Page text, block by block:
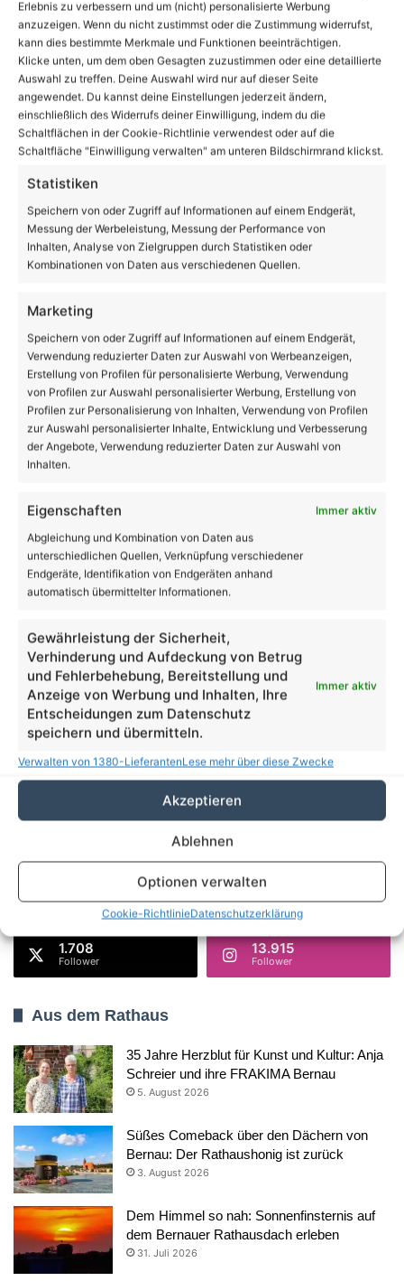
Erlebnis zu verbessern und um (nicht) personalisierte Werbung
anzuzeigen. Wenn du nicht zustimmst oder die Zustimmung widerrufst,
kann dies bestimmte Merkmale und Funktionen beeinträchtigen.
Klicke unten, um dem oben Gesagten zuzustimmen oder eine detaillierte
Auswahl zu treffen. Deine Auswahl wird nur auf dieser Seite
angewendet. Du kannst deine Einstellungen jederzeit ändern,
einschließlich des Widerrufs deiner Einwilligung, indem du die
Schaltflächen in der Cookie-Richtlinie verwendest oder auf die
Schaltfläche "Einwilligung verwalten" am unteren Bildschirmrand klickst.
Statistiken
Speichern von oder Zugriff auf Informationen auf einem Endgerät,
Messung der Werbeleistung, Messung der Performance von
Inhalten, Analyse von Zielgruppen durch Statistiken oder
Kombinationen von Daten aus verschiedenen Quellen.
Marketing
Speichern von oder Zugriff auf Informationen auf einem Endgerät,
Verwendung reduzierter Daten zur Auswahl von Werbeanzeigen,
Erstellung von Profilen für personalisierte Werbung, Verwendung
von Profilen zur Auswahl personalisierter Werbung, Erstellung von
Profilen zur Personalisierung von Inhalten, Verwendung von Profilen
zur Auswahl personalisierter Inhalte, Entwicklung und Verbesserung
der Angebote, Verwendung reduzierter Daten zur Auswahl von
Inhalten.
Eigenschaften
Immer aktiv
Abgleichung und Kombination von Daten aus
unterschiedlichen Quellen, Verknüpfung verschiedener
Endgeräte, Identifikation von Endgeräten anhand
automatisch übermittelter Informationen.
Gewährleistung der Sicherheit,
Verhinderung und Aufdeckung von Betrug
und Fehlerbehebung, Bereitstellung und
Anzeige von Werbung und Inhalten, Ihre
Entscheidungen zum Datenschutz
speichern und übermitteln.
Immer aktiv
Verwalten von 1380-LieferantenLese mehr über diese Zwecke
Akzeptieren
Ablehnen
Optionen verwalten
Cookie-RichtlinieDatenschutzerklärung
Spielplatz in Schönow vorübergehend gesperrt
Euch ein schönes Wochenende – Veranstaltungen
in und um Bernau
Volltextsuche
Suchen
Bernau
Klarer Himmel
16
25º - 15º
71%
0.79 km/h
25 32 27
Mo.
22 25
AppNutzer Abonnenten
1.708
Follower
13.915
Follower
Aus dem Rathaus
35 Jahre Herzblut für Kunst und Kultur: Anja
Schreier und ihre FRAKIMA Bernau
5. August 2026
Süßes Comeback über den Dächern von
Bernau: Der Rathaushonig ist zurück
3. August 2026
Dem Himmel so nah: Sonnenfinsternis auf
dem Bernauer Rathausdach erleben
31. Juli 2026